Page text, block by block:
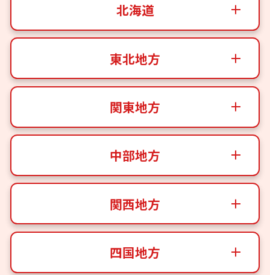
北海道
東北地方
関東地方
中部地方
関西地方
四国地方